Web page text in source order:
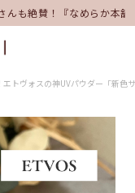
んも絶賛！『なめらか本舗
トヴォスの神UVパウダー「新色